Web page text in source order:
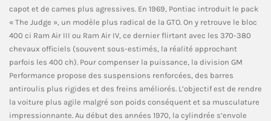
capot et de cames plus agressives. En 1969, Pontiac introduit le pack
« The Judge », un modèle plus radical de la GTO. On y retrouve le bloc
400 ci Ram Air III ou Ram Air IV, ce dernier flirtant avec les 370-380
chevaux officiels (souvent sous-estimés, la réalité approchant
parfois les 400 ch). Pour compenser la puissance, la division GM
Performance propose des suspensions renforcées, des barres
antiroulis plus rigides et des freins améliorés. L’objectif est de rendre
la voiture plus agile malgré son poids conséquent et sa musculature
impressionnante. Au début des années 1970, la cylindrée s’envole